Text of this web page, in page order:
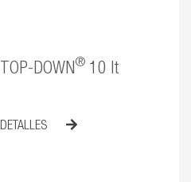
TOP-DOWN®10 lt
DETALLES